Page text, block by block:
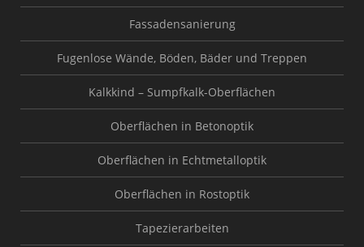
Fassadensanierung
Fugenlose Wände, Böden, Bäder und Treppen
Kalkkind – Sumpfkalk-Oberflächen
Oberflächen in Betonoptik
Oberflächen in Echtmetalloptik
Oberflächen in Rostoptik
Tapezierarbeiten